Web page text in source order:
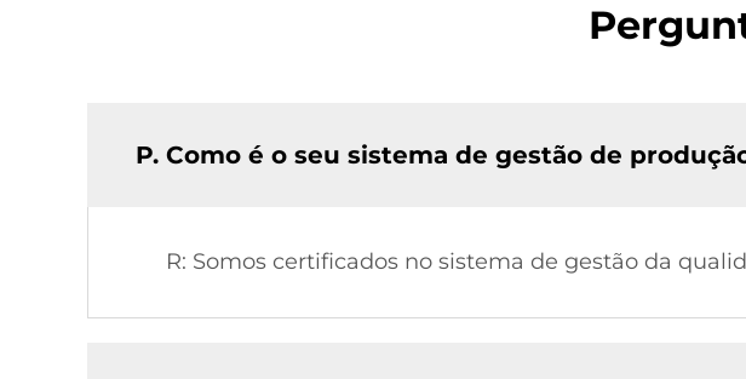
P. Como é o seu sistema de gestão de
R: Somos certificados no sistema de gestão da